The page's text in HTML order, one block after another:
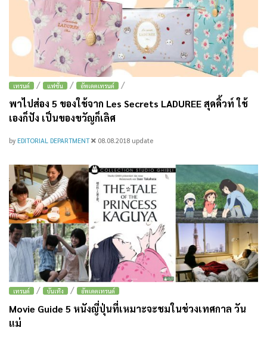
เทรนด์ / แฟชั่น / อัพเดตเทรนด์ /
พาไปส่อง 5 ของใช้จาก Les Secrets LADUREE สุดคิ้วท์ ใช้
เองก็ปัง เป็นของขวัญก็เลิศ
by EDITORIAL DEPARTMENT 08.08.2018 update
เทรนด์ / บันเทิง / อัพเดตเทรนด์
Movie Guide 5 หนังญี่ปุ่นที่เหมาะจะชมในช่วงเทศกาล วัน
แม่